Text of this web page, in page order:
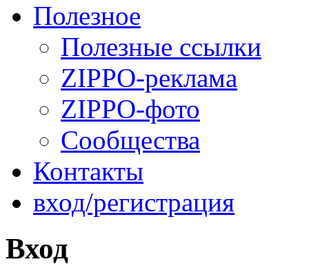
Полезное
Полезные ссылки
ZIPPO-реклама
ZIPPO-фото
Сообщества
Контакты
вход/регистрация
Вход